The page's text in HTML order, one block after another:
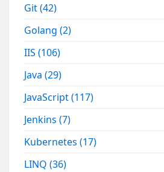
Git(42)
Golang(2)
IIS(106)
Java(29)
JavaScript(117)
Jenkins(7)
Kubernetes(17)
LINQ(36)